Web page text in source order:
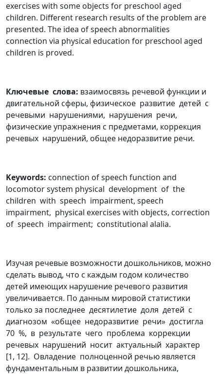
exercises with some objects for preschool aged
children. Different research results of the problem are
presented. The idea of speech abnormalities
connection via physical education for preschool aged
children is proved.
Ключевые слова: взаимосвязь речевой функции и
двигательной сферы, физическое развитие детей с
речевыми нарушениями, нарушения речи,
физические упражнения с предметами, коррекция
речевых нарушений, общее недоразвитие речи.
Keywords: connection of speech function and
locomotor system physical development of the
children with speech impairment, speech
impairment, physical exercises with objects, correction
of speech impairment; constitutional alalia.
Изучая речевые возможности дошкольников, можно
сделать вывод, что с каждым годом количество
детей имеющих нарушение речевого развития
увеличивается. По данным мировой статистики
только за последнее десятилетие доля детей с
диагнозом «общее недоразвитие речи» достигла
70 %, в результате чего проблема коррекции
речевых нарушений носит актуальный характер
[1, 12]. Овладение полноценной речью является
фундаментальным в развитии дошкольника,